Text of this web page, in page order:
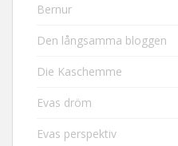
Bernur
Den långsamma bloggen
Die Kaschemme
Evas dröm
Evas perspektiv